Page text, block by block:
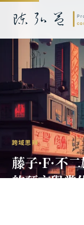
跨域思辨
藤子·F·不
的預言與當